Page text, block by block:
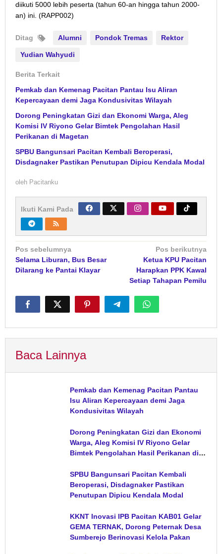
diikuti 5000 lebih peserta (tahun 60-an hingga tahun 2000-
an) ini. (RAPP002)
Ditag Alumni Pondok Tremas Rektor
Yudian Wahyudi
Berita Terkait
Pemkab dan Kemenag Pacitan Pantau Isu Aliran
Kepercayaan demi Jaga Kondusivitas Wilayah
Dorong Peningkatan Gizi dan Ekonomi Warga, Aleg
Komisi IV Riyono Gelar Bimtek Pengolahan Hasil
Perikanan di Magetan
SPBU Bangunsari Pacitan Kembali Beroperasi,
Disdagnaker Pastikan Penutupan Dipicu Kendala Modal
oleh Pacitanku
Ikuti Kami Pada
Navigasi
pos
Pos sebelumnya
Selama Liburan, Bus Besar
Dilarang ke Pantai Klayar
Pos berikutnya
Ketua KPU Pacitan
Harapkan PPK Kawal
Setiap Tahapan Pemilu
Baca Lainnya
Pemkab dan Kemenag Pacitan Pantau
Isu Aliran Kepercayaan demi Jaga
Kondusivitas Wilayah
Dorong Peningkatan Gizi dan Ekonomi
Warga, Aleg Komisi IV Riyono Gelar
Bimtek Pengolahan Hasil Perikanan di
SPBU Bangunsari Pacitan Kembali
Beroperasi, Disdagnaker Pastikan
Penutupan Dipicu Kendala Modal
KKNT Inovasi IPB Pacitan KAB01 Gelar
GEMA TERNAK, Dorong Peternak Desa
Sumberejo Berinovasi Kelola Pakan